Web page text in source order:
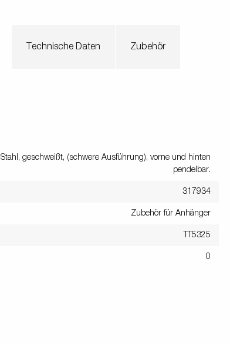
Technische Daten Zubehör
Stahl, geschweißt, (schwere Ausführung), vorne und hinten
pendelbar.
317934
Zubehör für Anhänger
TT5325
0